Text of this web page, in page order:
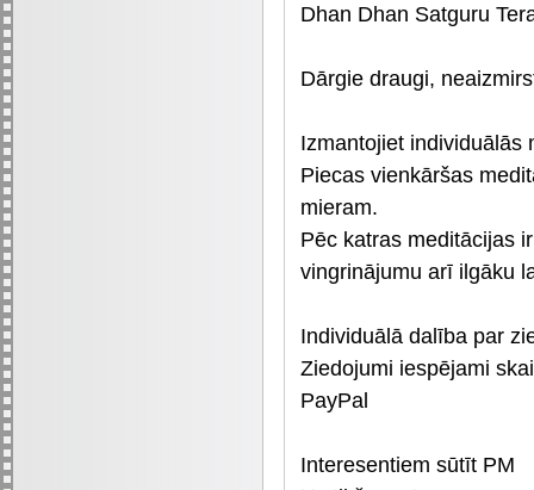
Dhan Dhan Satguru
Dārgie draugi,
Izmantojiet individuālās
Piecas vienkāršas
mieram.
Pēc katras meditācijas
vingrinājumu arī ilgāku
Individuālā dalība par
Ziedojumi iespējami
PayPal
Interesentiem sūtīt PM